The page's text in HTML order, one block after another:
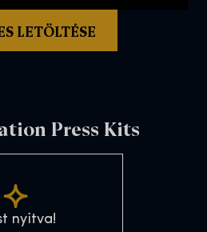
LETÖLTÉSE
Press Kits
nyitva!